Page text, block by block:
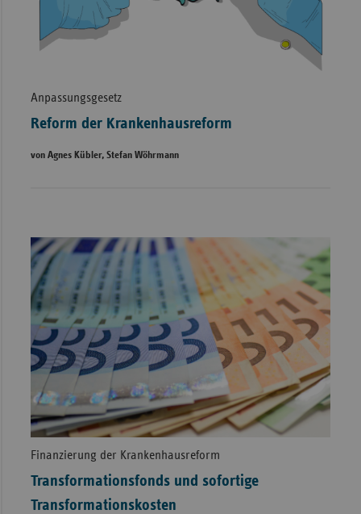
Anpassungsgesetz
Reform der Krankenhausreform
von Agnes Kübler, Stefan Wöhrmann
Finanzierung der Krankenhausreform
Transformationsfonds und sofortige
Transformationskosten